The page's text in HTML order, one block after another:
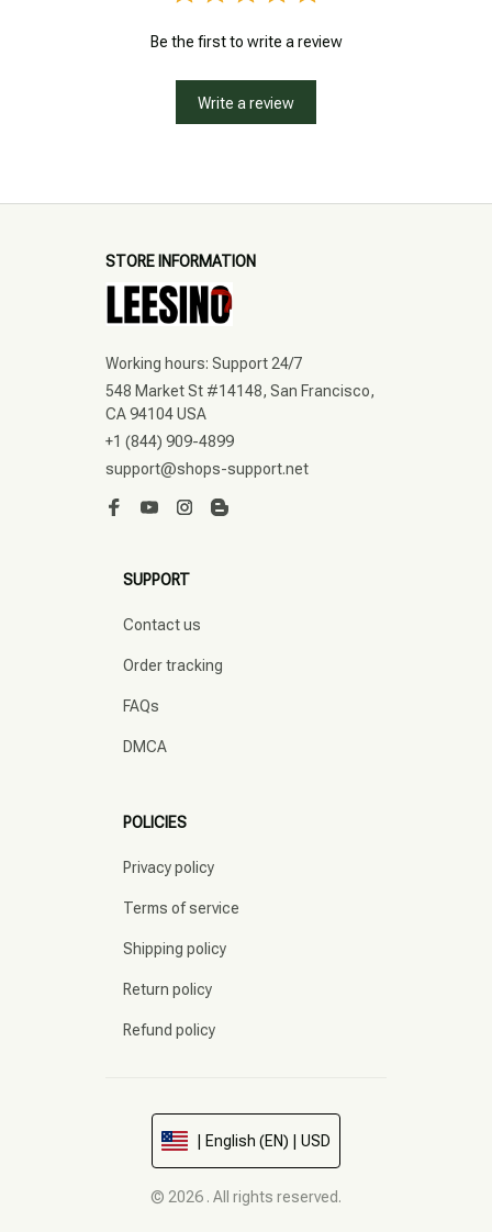
Be the first to write a review
Write a review
STORE INFORMATION
Working hours: Support 24/7
548 Market St #14148, San Francisco,
CA 94104 USA
+1 (844) 909-4899
support@shops-support.net
SUPPORT
Contact us
Order tracking
FAQs
DMCA
POLICIES
Privacy policy
Terms of service
Shipping policy
Return policy
Refund policy
| English (EN) | USD
© 2026 . All rights reserved.